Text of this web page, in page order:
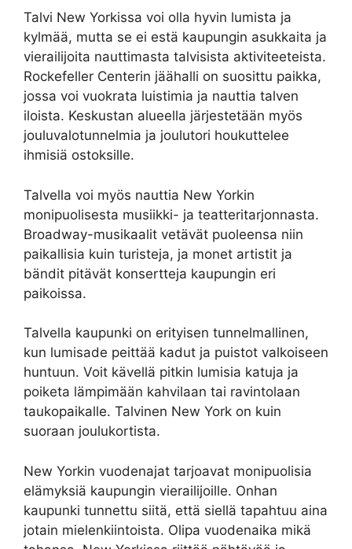
Talvi New Yorkissa voi olla hyvin lumista ja
kylmää, mutta se ei estä kaupungin asukkaita ja
vierailijoita nauttimasta talvisista aktiviteeteista.
Rockefeller Centerin jäähalli on suosittu paikka,
jossa voi vuokrata luistimia ja nauttia talven
iloista. Keskustan alueella järjestetään myös
jouluvalotunnelmia ja joulutori houkuttelee
ihmisiä ostoksille.
Talvella voi myös nauttia New Yorkin
monipuolisesta musiikki- ja teatteritarjonnasta.
Broadway-musikaalit vetävät puoleensa niin
paikallisia kuin turisteja, ja monet artistit ja
bändit pitävät konsertteja kaupungin eri
paikoissa.
Talvella kaupunki on erityisen tunnelmallinen,
kun lumisade peittää kadut ja puistot valkoiseen
huntuun. Voit kävellä pitkin lumisia katuja ja
poiketa lämpimään kahvilaan tai ravintolaan
taukopaikalle. Talvinen New York on kuin
suoraan joulukortista.
New Yorkin vuodenajat tarjoavat monipuolisia
elämyksiä kaupungin vierailijoille. Onhan
kaupunki tunnettu siitä, että siellä tapahtuu aina
jotain mielenkiintoista. Olipa vuodenaika mikä